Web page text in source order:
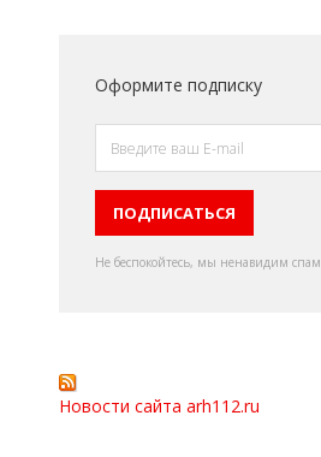
Оформите подписку
Не беспокойтесь, мы ненавидим спам
Новости сайта arh112.ru